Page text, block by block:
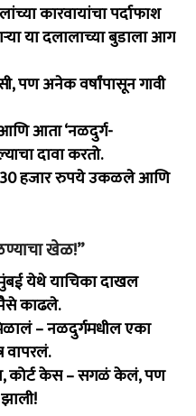
कारवायांचा पर्दाफाश
या दलालाच्या बुडाला आग
पण अनेक वर्षांपासून गावी
आता ‘नळदुर्ग-
दावा करतो.
30 हजार रुपये उकळले आणि
खेळ!”
मुंबई येथे याचिका दाखल
काढले.
– नळदुर्गमधील एका
वापरलं.
कोर्ट केस – सगळं केलं, पण